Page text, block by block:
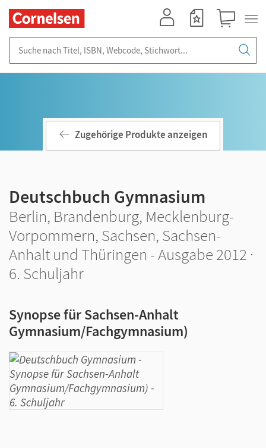
Zugehörige Produkte anzeigen
Deutschbuch Gymnasium
Berlin, Brandenburg, Mecklenburg-
Vorpommern, Sachsen, Sachsen-
Anhalt und Thüringen - Ausgabe 2012 ·
6. Schuljahr
Synopse für Sachsen-Anhalt
Gymnasium/Fachgymnasium)